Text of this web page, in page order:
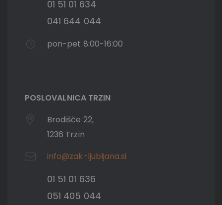
01 51 01 634
041 644 044
pon-pet 8:00-16:00
POSLOVALNICA TRZIN
Brodišče 22,
1236 Trzin
info@zak-ljubljana.si
01 51 01 636
051 405 044